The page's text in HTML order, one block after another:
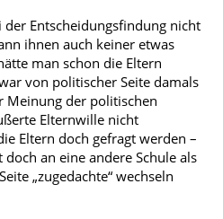
Entscheidungsfindung nicht
ihnen auch keiner etwas
man schon die Eltern
von politischer Seite damals
Meinung der politischen
Elternwille nicht
Eltern doch gefragt werden –
an eine andere Schule als
„zugedachte“ wechseln